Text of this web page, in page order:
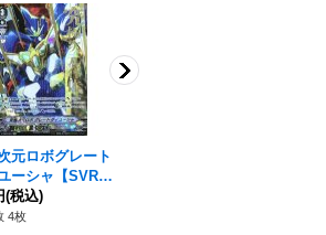
元ロボグレート
ーシャ【SVR】
SV01}《ディ
ョンポリス》
(税込)
4枚